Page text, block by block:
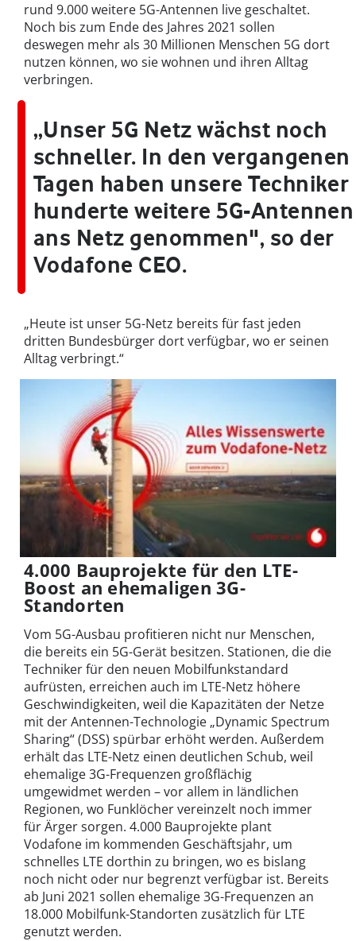
rund 9.000 weitere 5G-Antennen live geschaltet.
Noch bis zum Ende des Jahres 2021 sollen
deswegen mehr als 30 Millionen Menschen 5G dort
nutzen können, wo sie wohnen und ihren Alltag
verbringen.
„Unser 5G Netz wächst noch
schneller. In den vergangenen
Tagen haben unsere Techniker
hunderte weitere 5G-Antennen
ans Netz genommen", so der
Vodafone CEO.
„Heute ist unser 5G-Netz bereits für fast jeden
dritten Bundesbürger dort verfügbar, wo er seinen
Alltag verbringt.“
4.000 Bauprojekte für den LTE-
Boost an ehemaligen 3G-
Standorten
Vom 5G-Ausbau profitieren nicht nur Menschen,
die bereits ein 5G-Gerät besitzen. Stationen, die die
Techniker für den neuen Mobilfunkstandard
aufrüsten, erreichen auch im LTE-Netz höhere
Geschwindigkeiten, weil die Kapazitäten der Netze
mit der Antennen-Technologie „Dynamic Spectrum
Sharing“ (DSS) spürbar erhöht werden. Außerdem
erhält das LTE-Netz einen deutlichen Schub, weil
ehemalige 3G-Frequenzen großflächig
umgewidmet werden – vor allem in ländlichen
Regionen, wo Funklöcher vereinzelt noch immer
für Ärger sorgen. 4.000 Bauprojekte plant
Vodafone im kommenden Geschäftsjahr, um
schnelles LTE dorthin zu bringen, wo es bislang
noch nicht oder nur begrenzt verfügbar ist. Bereits
ab Juni 2021 sollen ehemalige 3G-Frequenzen an
18.000 Mobilfunk-Standorten zusätzlich für LTE
genutzt werden.